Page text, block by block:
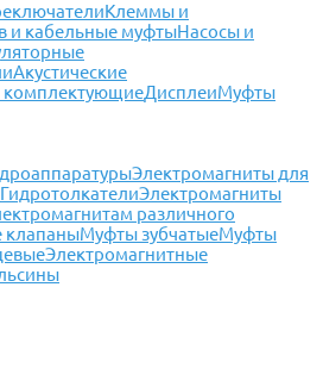
Клеммы и
и кабельные муфтыНасосы и
Акустические
ДисплеиМуфты
Электромагниты для
ГидротолкателиЭлектромагниты
различного
клапаныМуфты зубчатыеМуфты
Электромагнитные